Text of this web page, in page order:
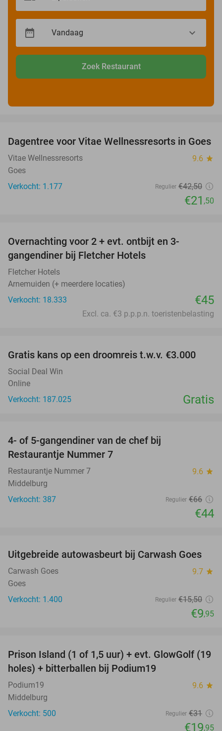
Zoek Restaurant
49%
Dagentree voor Vitae Wellnessresorts in Goes
Vitae Wellnessresorts 9.6 star
Goes
Verkocht: 1.177
Regulier €42,50
€21 ,50
Overnachting voor 2 + evt. ontbijt en 3-
gangendiner bij Fletcher Hotels
Fletcher Hotels
Arnemuiden (+ meerdere locaties)
Verkocht: 18.333
€45
Excl. ca. €3 p.p.p.n. toeristenbelasting
Gratis kans op een droomreis t.w.v. €3.000
Social Deal Win
Online
Verkocht: 187.025
Gratis
4- of 5-gangendiner van de chef bij
Restaurantje Nummer 7
Restaurantje Nummer 7 9.6 star
Middelburg
Verkocht: 387
Regulier €66
€44
36%
Uitgebreide autowasbeurt bij Carwash Goes
Carwash Goes 9.7 star
Goes
Verkocht: 1.400
Regulier €15,50
€9,95
36%
Prison Island (1 of 1,5 uur) + evt. GlowGolf (19
holes) + bitterballen bij Podium19
Podium19 9.6 star
Middelburg
Verkocht: 500
Regulier €31
€19,95